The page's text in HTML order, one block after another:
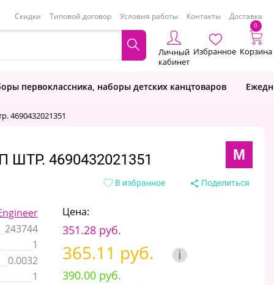
Скидки Типовой договор Условия работы Контакты Доставка
Личный
кабинет
Избранное
0
Корзина
первоклассника, наборы детских канцтоваров
4690432021351
4690432021351 M
В избранное Поделиться
243744
1
0.0032
1
Цена:
351.28 руб.
365.11 руб. i
390.00 руб.